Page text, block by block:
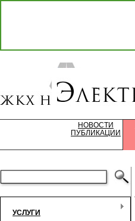
НОВОСТИ
ПУБЛИКАЦИИ
УСЛУГИ